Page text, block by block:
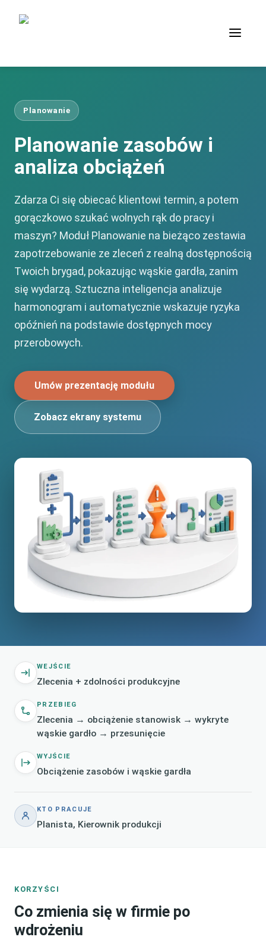
Planowanie
Planowanie zasobów i
analiza obciążeń
Zdarza Ci się obiecać klientowi termin, a potem
gorączkowo szukać wolnych rąk do pracy i
maszyn? Moduł Planowanie na bieżąco zestawia
zapotrzebowanie ze zleceń z realną dostępnością
Twoich brygad, pokazując wąskie gardła, zanim
się wydarzą. Sztuczna inteligencja analizuje
harmonogram i automatycznie wskazuje ryzyka
opóźnień na podstawie dostępnych mocy
przerobowych.
Umów prezentację modułu
Zobacz ekrany systemu
WEJŚCIE
Zlecenia + zdolności produkcyjne
PRZEBIEG
Zlecenia → obciążenie stanowisk → wykryte
wąskie gardło → przesunięcie
WYJŚCIE
Obciążenie zasobów i wąskie gardła
KTO PRACUJE
Planista, Kierownik produkcji
KORZYŚCI
Co zmienia się w firmie po
wdrożeniu